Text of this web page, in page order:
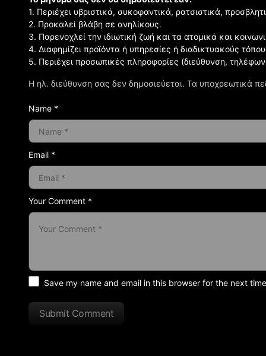
Η ηλ. διεύθυνση σας δεν δημοσιεύεται. Τα υποχρεωτικά
Your Comment *
1. Περιέχει υβριστικά, συκοφαντικά, ρατσιστικά,
2. Προκαλεί βλάβη σε ανηλίκους.
3. Παρενοχλεί την ιδιωτική ζωή και τα ατομικά και
4. Διαφημίζει προϊόντα ή υπηρεσίες ή διαδικτυακούς
5. Περιέχει προσωπικές πληροφορίες (διεύθυνση,
Name *
Email *
Save my name and email in this browser for the next
Submit Comment